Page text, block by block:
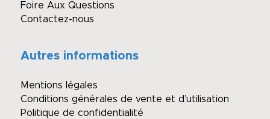
Foire Aux Questions
Contactez-nous
Autres informations
Mentions légales
Conditions générales de vente et d’utilisation
Politique de confidentialité